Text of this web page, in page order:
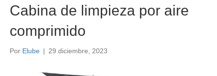
Cabina de limpieza por aire
comprimido
Por Elube | 29 diciembre, 2023